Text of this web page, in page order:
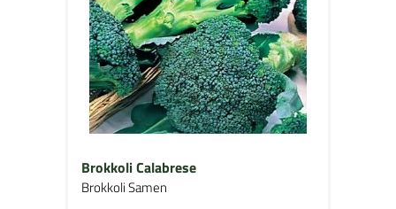
Brokkoli Calabrese
Brokkoli Samen